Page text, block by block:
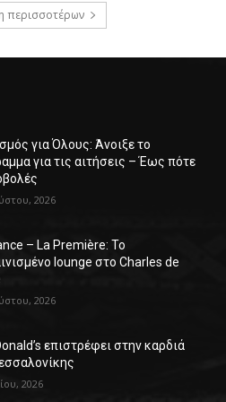
περισσοτέρων
για Όλους: Άνοιξε το
για τις αιτήσεις – Έως πότε
2026
– La Première: Το
lounge στο Charles de
2026
επιστρέφει στην καρδιά
2026